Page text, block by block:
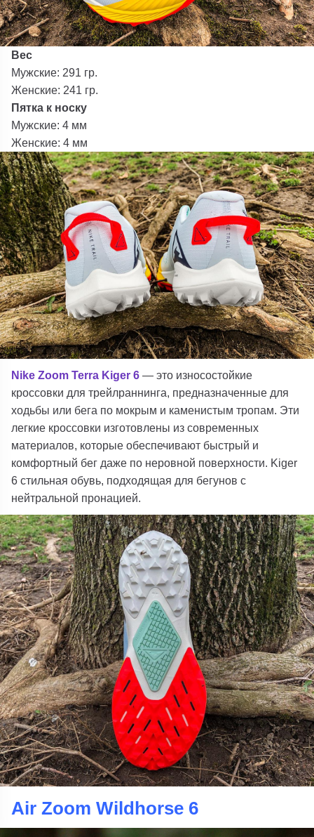
Вес
Мужские: 291 гр.
Женские: 241 гр.
Пятка к носку
Мужские: 4 мм
Женские: 4 мм
Nike Zoom Terra Kiger 6 — это износостойкие
кроссовки для трейлраннинга, предназначенные для
ходьбы или бега по мокрым и каменистым тропам. Эти
легкие кроссовки изготовлены из современных
материалов, которые обеспечивают быстрый и
комфортный бег даже по неровной поверхности. Kiger
6 стильная обувь, подходящая для бегунов с
нейтральной пронацией.
Air Zoom Wildhorse 6